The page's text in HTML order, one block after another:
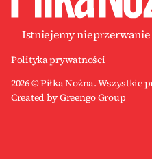
Istniejemy nieprzerwanie
Polityka prywatności
2026 © Piłka Nożna. Wszystkie
Created by Greengo Group